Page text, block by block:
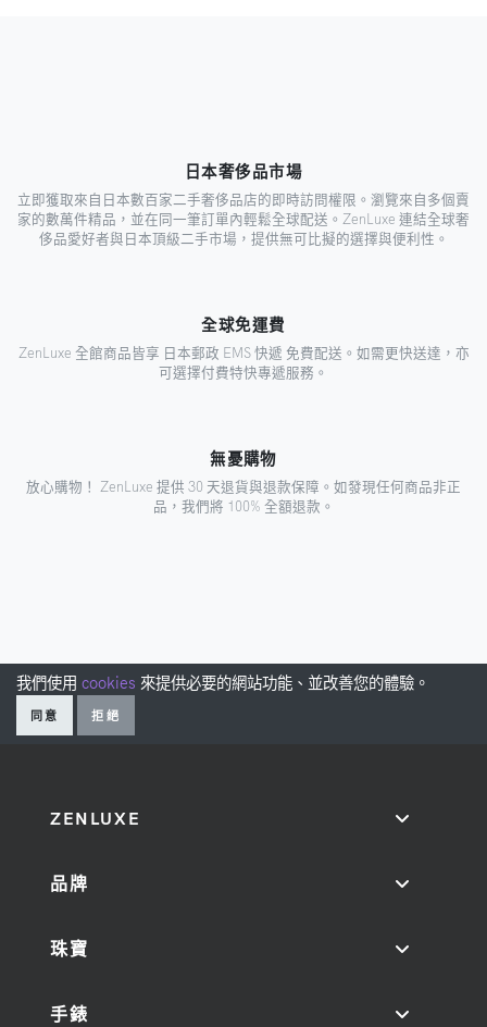
日本奢侈品市場
立即獲取來自日本數百家二手奢侈品店的即時訪問權限。瀏覽來自多個賣
家的數萬件精品，並在同一筆訂單內輕鬆全球配送。ZenLuxe 連結全球奢
侈品愛好者與日本頂級二手市場，提供無可比擬的選擇與便利性。
全球免運費
ZenLuxe 全館商品皆享 日本郵政 EMS 快遞 免費配送。如需更快送達，亦
可選擇付費特快專遞服務。
無憂購物
放心購物！ ZenLuxe 提供 30 天退貨與退款保障。如發現任何商品非正
品，我們將 100% 全額退款。
我們使用 cookies 來提供必要的網站功能、並改善您的體驗。
同意 拒絕
ZENLUXE
品牌
珠寶
手錶